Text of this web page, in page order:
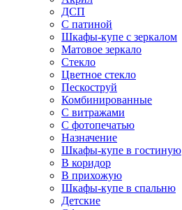
ДСП
С патиной
Шкафы-купе с зеркалом
Матовое зеркало
Стекло
Цветное стекло
Пескоструй
Комбинированные
С витражами
С фотопечатью
Назначение
Шкафы-купе в гостиную
В коридор
В прихожую
Шкафы-купе в спальню
Детские